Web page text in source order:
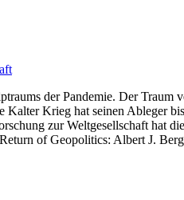
der Pandemie. Der
Krieg hat seinen Ableger
zur Weltgesellschaft hat
of Geopolitics: Albert J.